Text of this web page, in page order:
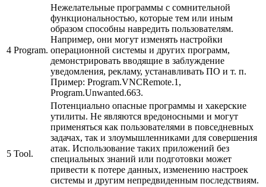
4 Program.
Нежелательные программы с сомнительной
функциональностью, которые тем или иным
образом способны навредить пользователям.
Например, они могут изменять настройки
операционной системы и других программ,
демонстрировать вводящие в заблуждение
уведомления, рекламу, устанавливать ПО и т. п.
Пример: Program.VNCRemote.1,
Program.Unwanted.663.
5 Tool.
Потенциально опасные программы и хакерские
утилиты. Не являются вредоносными и могут
применяться как пользователями в повседневных
задачах, так и злоумышленниками для совершения
атак. Использование таких приложений без
специальных знаний или подготовки может
привести к потере данных, изменению настроек
системы и другим непредвиденным последствиям.